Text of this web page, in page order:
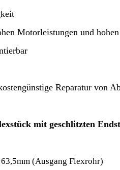
Motorleistungen und
Reparatur von
mit geschlitzten
63,5mm (Ausgang Flexrohr)